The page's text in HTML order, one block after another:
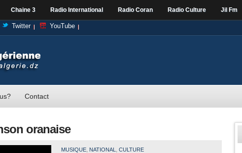
Chaine 3 Radio International Radio Coran Radio Culture Jil Fm
Twitter YouTube
Contact
oranaise
MUSIQUE, NATIONAL , CULTURE